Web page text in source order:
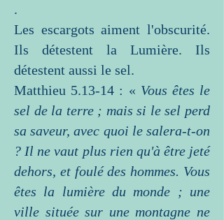
.
Les escargots aiment l'obscurité.
Ils détestent la Lumière. Ils
détestent aussi le sel.
Matthieu 5.13-14 : « Vous êtes le
sel de la terre ; mais si le sel perd
sa saveur, avec quoi le salera-t-on
? Il ne vaut plus rien qu'à être jeté
dehors, et foulé des hommes. Vous
êtes la lumière du monde ; une
ville située sur une montagne ne